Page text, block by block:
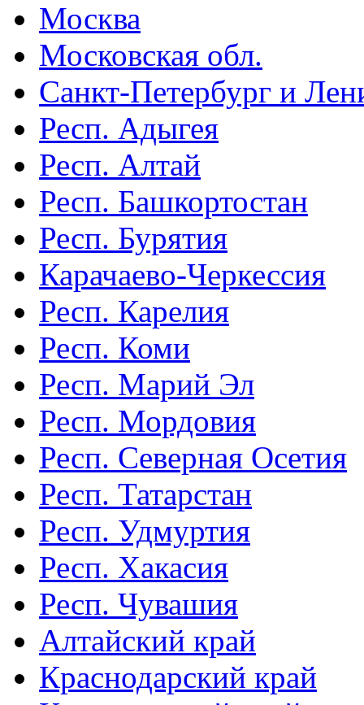
Москва
Московская обл.
Санкт-Петербург и
Респ. Адыгея
Респ. Алтай
Респ. Башкортостан
Респ. Бурятия
Карачаево-Черкессия
Респ. Карелия
Респ. Коми
Респ. Марий Эл
Респ. Мордовия
Респ. Северная Осетия
Респ. Татарстан
Респ. Удмуртия
Респ. Хакасия
Респ. Чувашия
Алтайский край
Краснодарский край